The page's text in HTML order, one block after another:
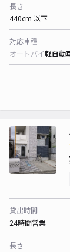
長さ
440cm 以下
対応車種
オートバイ軽自動
貸出時間
24時間営業
長さ